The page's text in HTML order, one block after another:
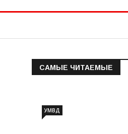
САМЫЕ ЧИТАЕМЫЕ
Информация о
УМВД